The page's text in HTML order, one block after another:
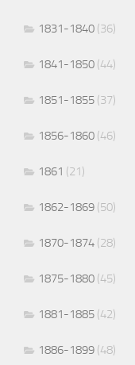
1831-1840 (36)
1841-1850 (44)
1851-1855 (37)
1856-1860 (46)
1861 (21)
1862-1869 (50)
1870-1874 (28)
1875-1880 (45)
1881-1885 (42)
1886-1899 (48)